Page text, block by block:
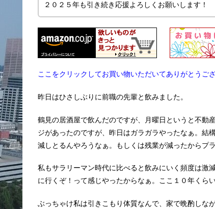
２０２５年も引き続き応援よろしくお願いします！
ここをクリックしてお買い物いただいてありがとうご
昨日はひさしぶりに前職の先輩と飲みました。
鶴見の居酒屋で飲んだのですが、月曜日というと不動
ジがあったのですが、昨日はガラガラやったなぁ。結
減しとるんやろうなぁ。もしくは残業が減ったからプ
私もサラリーマン時代に比べると飲みにいく頻度は激
に行くぞ！って感じやったからなぁ。ここ１０年くら
ぶっちゃけ私は引きこもり体質なんで、家で晩酌しな